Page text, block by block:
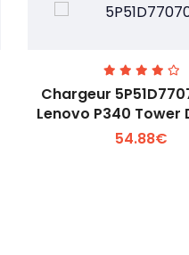
Voir plus +
Chargeur
Lenovo P340 Tower
54.88€